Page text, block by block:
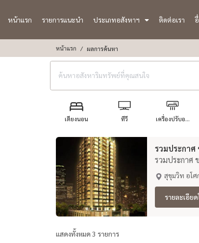
หน้าแรก รายการแนะนำ ประเภทอสังหาฯ ติดต่อเรา
หน้าแรก ผลการค้นหา
เตียงนอน ทีวี เครื่องปรับอ...
รวมประกาศ
รวมประกาศ
สุขุมวิท อโ
รายละเอีย
แสดงทั้งหมด 3 รายการ